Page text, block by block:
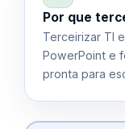
Por que
Terceirizar TI
PowerPoint e
pronta para